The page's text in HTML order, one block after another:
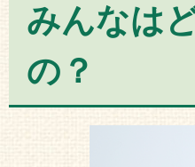
みんなは
の？